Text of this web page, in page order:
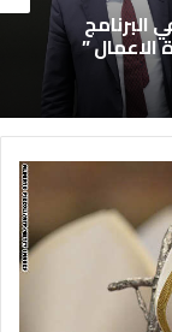
تشارك في البرنامج
الاعمال ”